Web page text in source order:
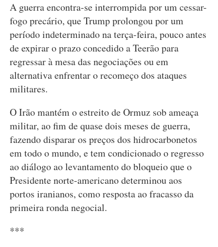
A guerra encontra-se interrompida por um cessar-
fogo precário, que Trump prolongou por um
período indeterminado na terça-feira, pouco antes
de expirar o prazo concedido a Teerão para
regressar à mesa das negociações ou em
alternativa enfrentar o recomeço dos ataques
militares.
O Irão mantém o estreito de Ormuz sob ameaça
militar, ao fim de quase dois meses de guerra,
fazendo disparar os preços dos hidrocarbonetos
em todo o mundo, e tem condicionado o regresso
ao diálogo ao levantamento do bloqueio que o
Presidente norte-americano determinou aos
portos iranianos, como resposta ao fracasso da
primeira ronda negocial.
***